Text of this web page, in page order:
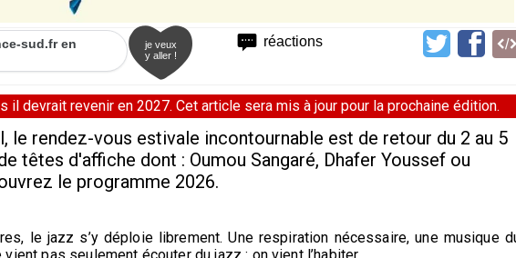
réactions
sud.fr en
je veux
y aller !
il devrait revenir en 2027. Cet article sera mis à jour pour la prochaine édition.
le rendez-vous estivale incontournable est de retour du 2 au 5
têtes d'affiche dont : Oumou Sangaré, Dhafer Youssef ou
le programme 2026.
le jazz s’y déploie librement. Une respiration nécessaire, une musique